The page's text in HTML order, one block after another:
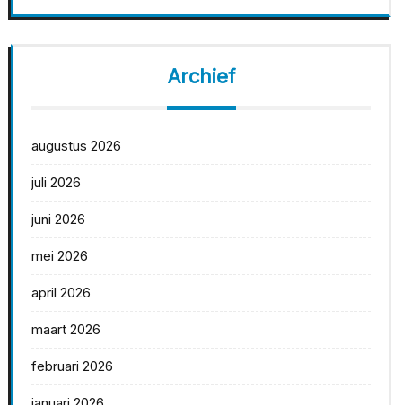
Archief
augustus 2026
juli 2026
juni 2026
mei 2026
april 2026
maart 2026
februari 2026